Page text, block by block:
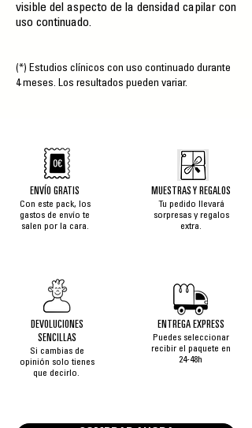
visible del aspecto de la densidad capilar con
uso continuado.
(*) Estudios clínicos con uso continuado durante
4 meses. Los resultados pueden variar.
ENVÍO GRATIS
Con este pack, los
gastos de envío te
salen por la cara.
DEVOLUCIONES
SENCILLAS
Si cambias de
opinión solo tienes
que decirlo.
MUESTRAS Y REGALOS
Tu pedido llevará
sorpresas y regalos
extra.
ENTREGA EXPRESS
Puedes seleccionar
recibir el paquete en
24-48h